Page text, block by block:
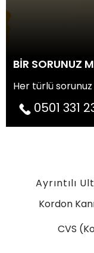
BİR SORUNUZ
Her türlü
0501 331
Ayrıntılı
Kordon
CVS